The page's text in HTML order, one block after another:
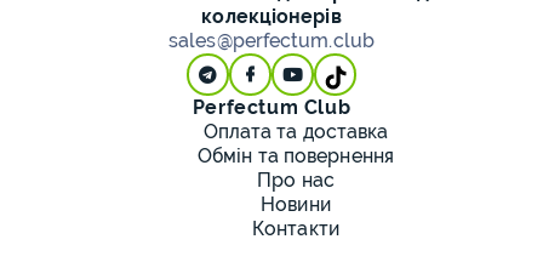
колекціонерів
sales@perfectum.club
Perfectum Club
Оплата та доставка
Обмін та повернення
Про нас
Новини
Контакти